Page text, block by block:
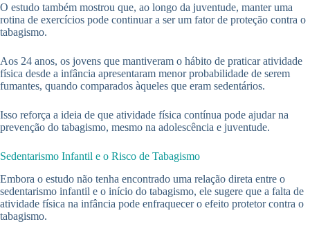
O estudo também mostrou que, ao longo da juventude, manter uma
rotina de exercícios pode continuar a ser um fator de proteção contra o
tabagismo.
Aos 24 anos, os jovens que mantiveram o hábito de praticar atividade
física desde a infância apresentaram menor probabilidade de serem
fumantes, quando comparados àqueles que eram sedentários.
Isso reforça a ideia de que atividade física contínua pode ajudar na
prevenção do tabagismo, mesmo na adolescência e juventude.
Sedentarismo Infantil e o Risco de Tabagismo
Embora o estudo não tenha encontrado uma relação direta entre o
sedentarismo infantil e o início do tabagismo, ele sugere que a falta de
atividade física na infância pode enfraquecer o efeito protetor contra o
tabagismo.